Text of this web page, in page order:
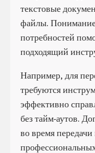
текстовые
файлы.
потребностей
подходящий
Например, для
требуются
эффективно
без тайм-аутов.
во время